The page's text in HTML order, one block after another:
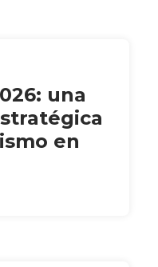
una
en